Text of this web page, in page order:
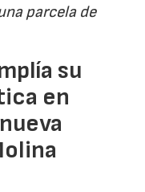
parcela de
su
en